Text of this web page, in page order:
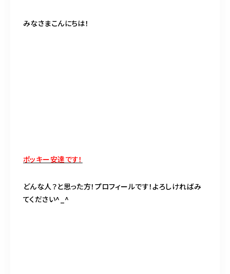
みなさまこんにちは！
ポッキー安達です！
どんな人？と思った方！プロフィールです！よろしければみ
てください^_^
098-917-5366
【anrio MAR】営業時間